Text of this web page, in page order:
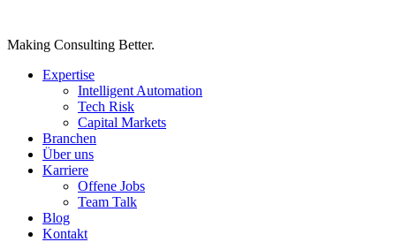
Making Consulting Better.
Expertise
Intelligent Automation
Tech Risk
Capital Markets
Branchen
Über uns
Karriere
Offene Jobs
Team Talk
Blog
Kontakt